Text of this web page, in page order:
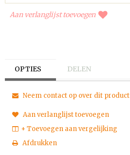
Aan verlanglijst toevoegen
OPTIES DELEN
Neem contact op over dit product
Aan verlanglijst toevoegen
+ Toevoegen aan vergelijking
Afdrukken